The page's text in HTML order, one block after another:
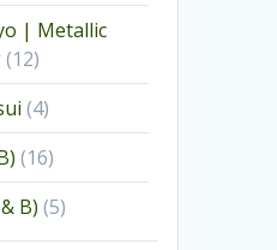
producten
| Metallic
1212
producten
44
producten
1616
producten
B) 55
producten